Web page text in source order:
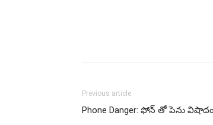
Previous article
Phone Danger: ఫోన్ తో పెను విషాదం